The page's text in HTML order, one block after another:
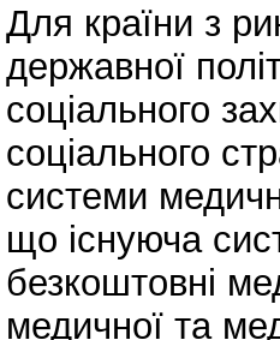
Для країни з
державної
соціального
соціального
системи
що існуюча
безкоштовні
медичної та